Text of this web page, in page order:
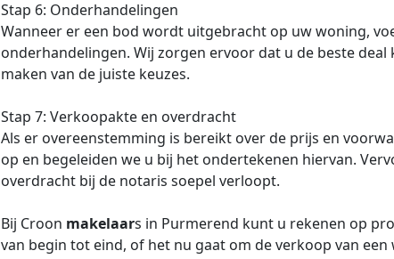
Stap 6: Onderhandelingen
Wanneer er een bod wordt uitgebracht op uw woning,
onderhandelingen. Wij zorgen ervoor dat u de beste
maken van de juiste keuzes.
Stap 7: Verkoopakte en overdracht
Als er overeenstemming is bereikt over de prijs en
op en begeleiden we u bij het ondertekenen hiervan.
overdracht bij de notaris soepel verloopt.
Bij Croon makelaars in Purmerend kunt u rekenen op
van begin tot eind, of het nu gaat om de verkoop van